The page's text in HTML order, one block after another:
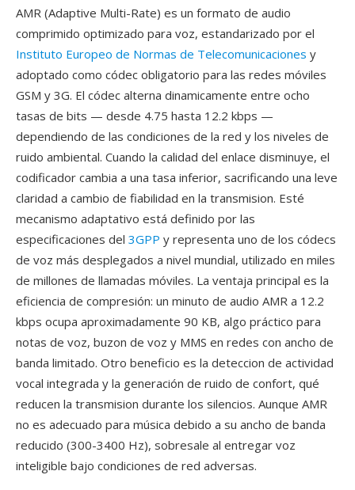
AMR (Adaptive Multi-Rate) es un formato de audio
comprimido optimizado para voz, estandarizado por el
Instituto Europeo de Normas de Telecomunicaciones y
adoptado como códec obligatorio para las redes móviles
GSM y 3G. El códec alterna dinamicamente entre ocho
tasas de bits — desde 4.75 hasta 12.2 kbps —
dependiendo de las condiciones de la red y los niveles de
ruido ambiental. Cuando la calidad del enlace disminuye, el
codificador cambia a una tasa inferior, sacrificando una leve
claridad a cambio de fiabilidad en la transmision. Esté
mecanismo adaptativo está definido por las
especificaciones del 3GPP y representa uno de los códecs
de voz más desplegados a nivel mundial, utilizado en miles
de millones de llamadas móviles. La ventaja principal es la
eficiencia de compresión: un minuto de audio AMR a 12.2
kbps ocupa aproximadamente 90 KB, algo práctico para
notas de voz, buzon de voz y MMS en redes con ancho de
banda limitado. Otro beneficio es la deteccion de actividad
vocal integrada y la generación de ruido de confort, qué
reducen la transmision durante los silencios. Aunque AMR
no es adecuado para música debido a su ancho de banda
reducido (300-3400 Hz), sobresale al entregar voz
inteligible bajo condiciones de red adversas.